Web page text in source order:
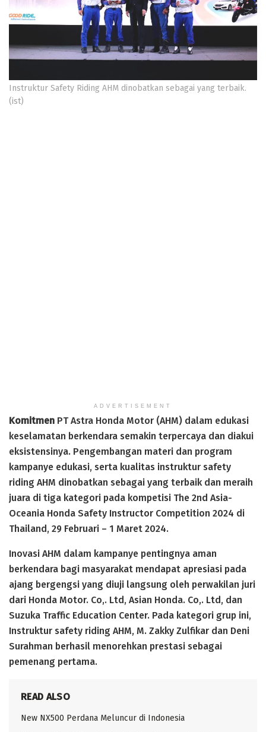
Instruktur Safety Riding AHM dinobatkan sebagai yang terbaik.
(ist)
ADVERTISEMENT
Komitmen PT Astra Honda Motor (AHM) dalam edukasi
keselamatan berkendara semakin terpercaya dan diakui
eksistensinya. Pengembangan materi dan program
kampanye edukasi, serta kualitas instruktur safety
riding AHM dinobatkan sebagai yang terbaik dan meraih
juara di tiga kategori pada kompetisi The 2nd Asia-
Oceania Honda Safety Instructor Competition 2024 di
Thailand, 29 Februari – 1 Maret 2024.
Inovasi AHM dalam kampanye pentingnya aman
berkendara bagi masyarakat mendapat apresiasi pada
ajang bergengsi yang diuji langsung oleh perwakilan juri
dari Honda Motor. Co,. Ltd, Asian Honda. Co,. Ltd, dan
Suzuka Traffic Education Center. Pada kategori grup ini,
Instruktur safety riding AHM, M. Zakky Zulfikar dan Deni
Surahman berhasil menorehkan prestasi sebagai
pemenang pertama.
READ ALSO
New NX500 Perdana Meluncur di Indonesia